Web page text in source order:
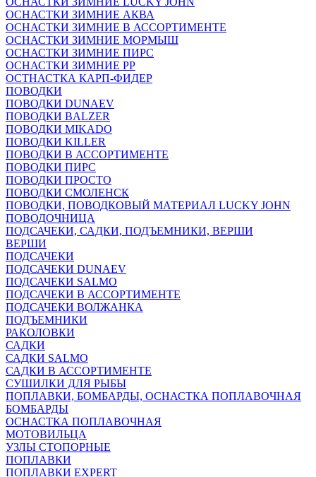
ОСНАСТКИ ЗИМНИЕ АКВА
ОСНАСТКИ ЗИМНИЕ В АССОРТИМЕНТЕ
ОСНАСТКИ ЗИМНИЕ МОРМЫШ
ОСНАСТКИ ЗИМНИЕ ПИРС
ОСНАСТКИ ЗИМНИЕ РР
ОСТНАСТКА КАРП-ФИДЕР
ПОВОДКИ
ПОВОДКИ DUNAEV
ПОВОДКИ BALZER
ПОВОДКИ MIKADO
ПОВОДКИ KILLER
ПОВОДКИ В АССОРТИМЕНТЕ
ПОВОДКИ ПИРС
ПОВОДКИ ПРОСТО
ПОВОДКИ СМОЛЕНСК
ПОВОДКИ, ПОВОДКОВЫЙ МАТЕРИАЛ LUCKY JOHN
ПОВОДОЧНИЦА
ПОДСАЧЕКИ, САДКИ, ПОДЪЕМНИКИ, ВЕРШИ
ВЕРШИ
ПОДСАЧЕКИ
ПОДСАЧЕКИ DUNAEV
ПОДСАЧЕКИ SALMO
ПОДСАЧЕКИ В АССОРТИМЕНТЕ
ПОДСАЧЕКИ ВОЛЖАНКА
ПОДЪЕМНИКИ
РАКОЛОВКИ
САДКИ
САДКИ SALMO
САДКИ В АССОРТИМЕНТЕ
СУШИЛКИ ДЛЯ РЫБЫ
ПОПЛАВКИ, БОМБАРДЫ, ОСНАСТКА ПОПЛАВОЧНАЯ
БОМБАРДЫ
ОСНАСТКА ПОПЛАВОЧНАЯ
МОТОВИЛЬЦА
УЗЛЫ СТОПОРНЫЕ
ПОПЛАВКИ
ПОПЛАВКИ EXPERT